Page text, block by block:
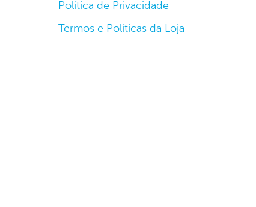
Política de Privacidade
Termos e Políticas da Loja